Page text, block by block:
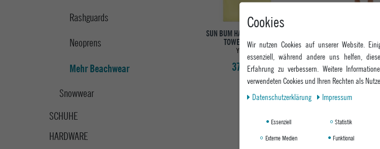
Rashguards
Neoprens
Mehr Beachwear
Snowwear
SCHUHE
HARDWARE
SUN BUM HANDTUCH BEACH
TOWEL - SONNY
YELLOW
37,95 €
CLASSIC SURF
69,95 €
Cookies
Wir nutzen Cookies auf unserer Website.
essenziell, während andere uns helfen,
Erfahrung zu verbessern. Weitere
verwendeten Cookies und Ihren Rechten als
Daten­schutz­erklärung
Impressum
Essenziell Statistik
Externe Medien
Funktional